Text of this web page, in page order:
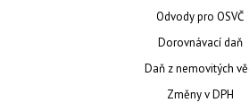
Odvody pro OSVČ
Dorovnávací daň
Daň z nemovitých
Změny v DPH